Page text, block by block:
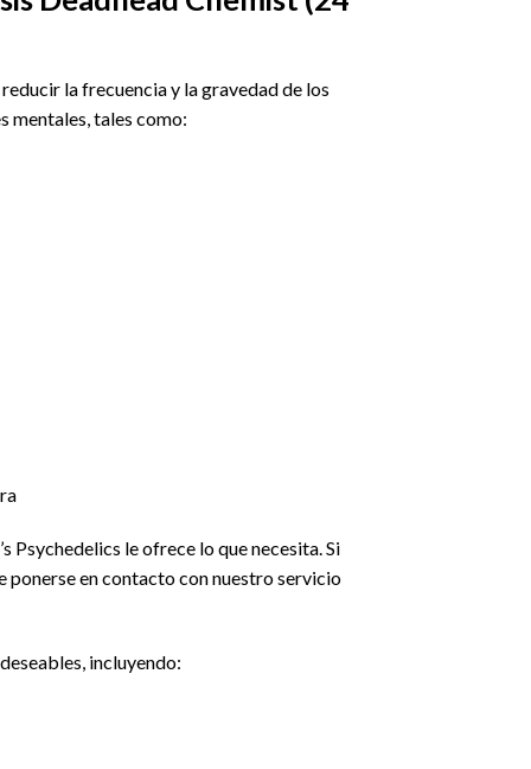
la frecuencia y la gravedad de los
mentales, tales como:
Psychedelics le ofrece lo que necesita. Si
ponerse en contacto con nuestro servicio
incluyendo: